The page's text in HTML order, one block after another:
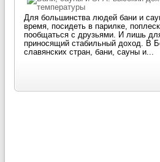
Для большинства людей бани и
время, посидеть в парилке,
пообщаться с друзьями. И лишь
приносящий стабильный доход. В
славянских стран, бани, сауны и...